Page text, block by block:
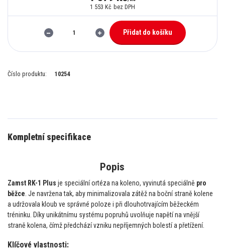
1 553 Kč bez DPH
Přidat do košíku
Číslo produktu: 10254
Kompletní specifikace
Popis
Zamst RK-1 Plus je speciální ortéza na koleno, vyvinutá speciálně pro
běžce . Je navržena tak, aby minimalizovala zátěž na boční straně kolene
a udržovala kloub ve správné poloze i při dlouhotrvajícím běžeckém
tréninku. Díky unikátnímu systému popruhů uvolňuje napětí na vnější
straně kolena, čímž předchází vzniku nepříjemných bolestí a přetížení.
Klíčové vlastnosti: